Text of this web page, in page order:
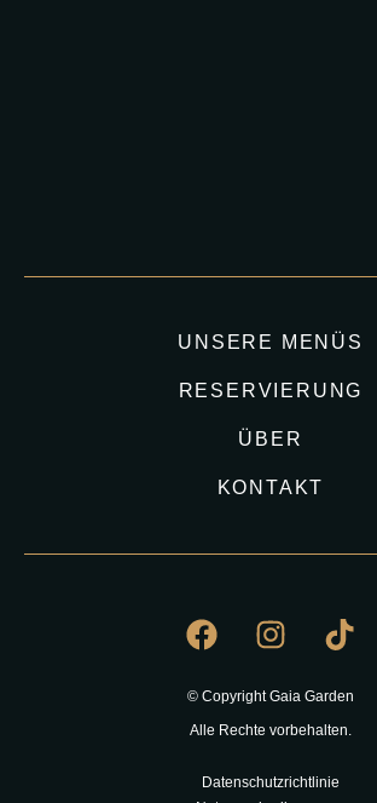
UNSERE MENÜS
RESERVIERUNG
ÜBER
KONTAKT
© Copyright Gaia Garden
Alle Rechte vorbehalten.
Datenschutzrichtlinie